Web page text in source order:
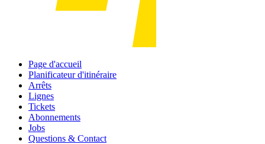
Page d'accueil
Planificateur d'itinéraire
Arrêts
Lignes
Tickets
Abonnements
Jobs
Questions & Contact